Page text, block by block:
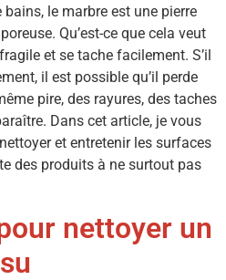
le marbre est une pierre
Qu’est-ce que cela veut
et se tache facilement. S’il
il est possible qu’il perde
pire, des rayures, des taches
Dans cet article, je vous
et entretenir les surfaces
des produits à ne surtout pas
nettoyer un